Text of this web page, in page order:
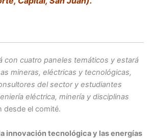
con cuatro paneles temáticos y estará
mineras, eléctricas y tecnológicas,
del sector y estudiantes
eléctrica, minería y disciplinas
desde el comité.
innovación tecnológica y las energías